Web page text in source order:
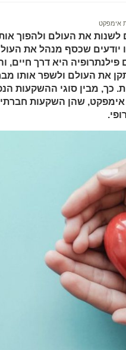
אימפקט
לשנות את העולם ולהפוך
יודעים שכסף מנהל את
היא דרך חיים,
את העולם ולשפר אותו
כך, מבין סוגי ההשקעות
שהן השקעות